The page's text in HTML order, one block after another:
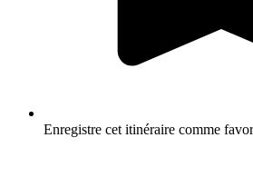
Enregistre cet itinéraire comme